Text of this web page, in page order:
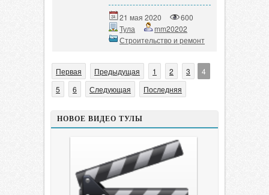
21 мая 2020
600
Тула
mm20202
Строительство и ремонт
Первая Предыдущая 1 2 3
4
5
6 Следующая Последняя
НОВОЕ ВИДЕО ТУЛЫ